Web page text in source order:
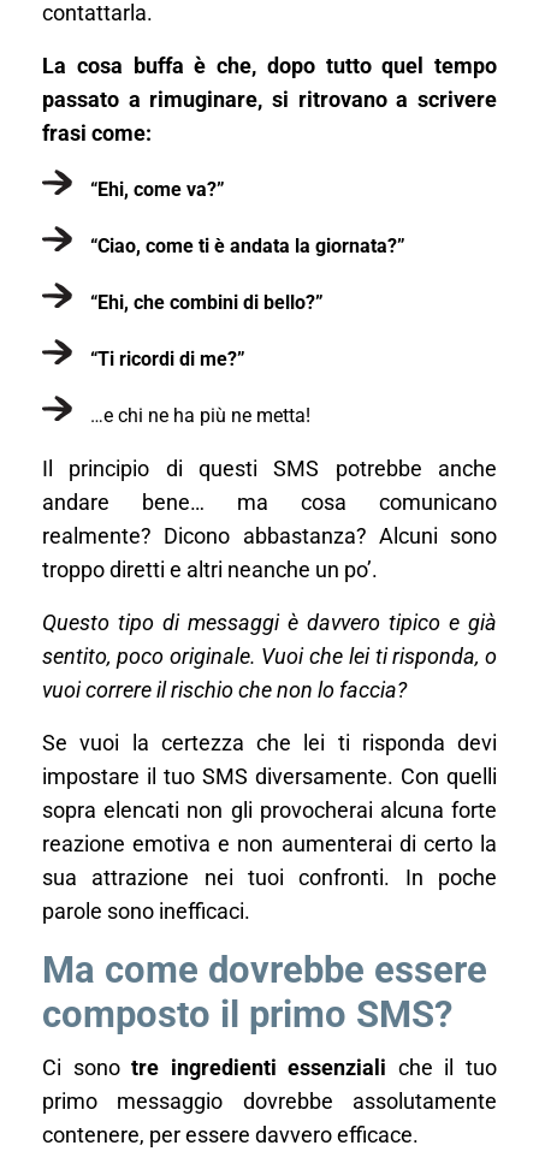
contattarla.
La cosa buffa è che, dopo tutto quel tempo
passato a rimuginare, si ritrovano a scrivere
frasi come:
“Ehi, come va?”
“Ciao, come ti è andata la giornata?”
“Ehi, che combini di bello?”
“Ti ricordi di me?”
…e chi ne ha più ne metta!
Il principio di questi SMS potrebbe anche
andare bene… ma cosa comunicano
realmente? Dicono abbastanza? Alcuni sono
troppo diretti e altri neanche un po’.
Questo tipo di messaggi è davvero tipico e già
sentito, poco originale. Vuoi che lei ti risponda, o
vuoi correre il rischio che non lo faccia?
Se vuoi la certezza che lei ti risponda devi
impostare il tuo SMS diversamente. Con quelli
sopra elencati non gli provocherai alcuna forte
reazione emotiva e non aumenterai di certo la
sua attrazione nei tuoi confronti. In poche
parole sono inefficaci.
Ma come dovrebbe essere
composto il primo SMS?
Ci sonotre ingredienti essenziali che il tuo
primo messaggio dovrebbe assolutamente
contenere, per essere davvero efficace.